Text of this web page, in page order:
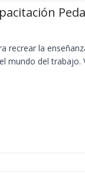
recrear la
mundo del trabajo.